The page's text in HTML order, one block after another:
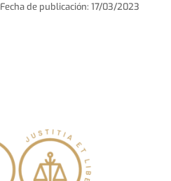
Fecha de publicación: 17/03/2023